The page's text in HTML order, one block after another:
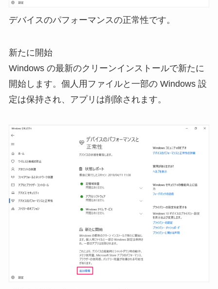
デバイスのパフォーマンスの正常性です。
新たに開始
Windows の最新のクリーンインストールで新たに
開始します。個人用ファイルと一部の Windows 設
定は保持され、アプリは削除されます。